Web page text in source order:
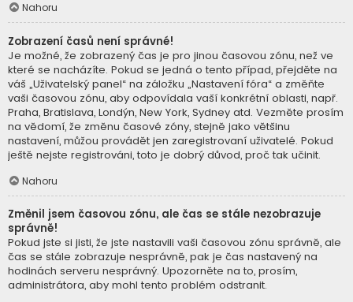
Nahoru
Zobrazení časů není správné!
Je možné, že zobrazený čas je pro jinou časovou zónu, než ve
které se nacházíte. Pokud se jedná o tento případ, přejděte na
váš „Uživatelský panel“ na záložku „Nastavení fóra“ a změňte
vaši časovou zónu, aby odpovídala vaší konkrétní oblasti, např.
Praha, Bratislava, Londýn, New York, Sydney atd. Vezměte prosím
na vědomí, že změnu časové zóny, stejně jako většinu
nastavení, můžou provádět jen zaregistrovaní uživatelé. Pokud
ještě nejste registrováni, toto je dobrý důvod, proč tak učinit.
Nahoru
Změnil jsem časovou zónu, ale čas se stále nezobrazuje
správně!
Pokud jste si jisti, že jste nastavili vaši časovou zónu správně, ale
čas se stále zobrazuje nesprávně, pak je čas nastavený na
hodinách serveru nesprávný. Upozorněte na to, prosím,
administrátora, aby mohl tento problém odstranit.